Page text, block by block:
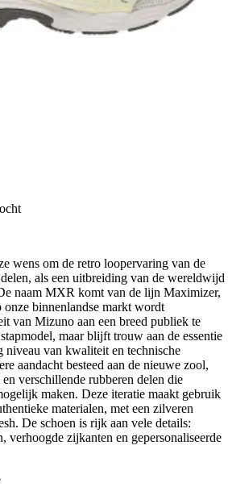
wens om de retro loopervaring van de
als een uitbreiding van de wereldwijd
naam MXR komt van de lijn Maximizer,
binnenlandse markt wordt
van Mizuno aan een breed publiek te
maar blijft trouw aan de essentie
niveau van kwaliteit en technische
aandacht besteed aan de nieuwe zool,
verschillende rubberen delen die
maken. Deze iteratie maakt gebruik
materialen, met een zilveren
De schoen is rijk aan vele details:
verhoogde zijkanten en gepersonaliseerde